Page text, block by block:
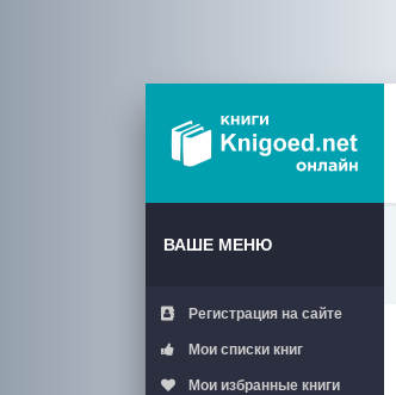
ВАШЕ МЕНЮ
Регистрация на сайте
Мои списки книг
Мои избранные книги